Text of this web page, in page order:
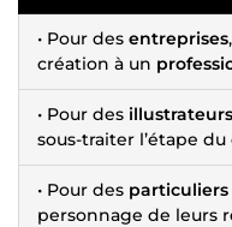
• Pour des entreprises
création à un
• Pour des
sous-traiter l’étape
• Pour des
personnage de leurs